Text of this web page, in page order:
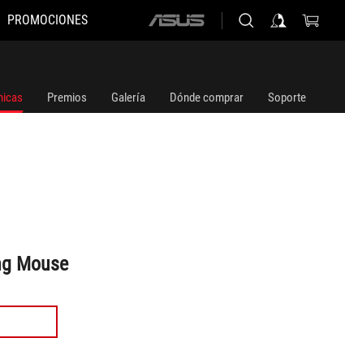
PROMOCIONES
ASUS
Premios Galería Dónde comprar Soporte
Mouse